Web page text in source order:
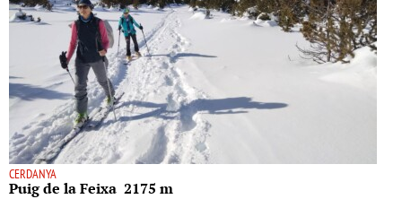
CERDANYA
Puig de la Feixa 2175 m